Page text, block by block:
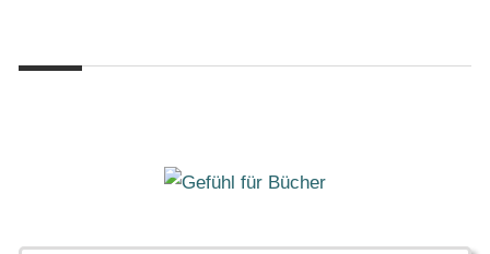
springen
Gefühl
für